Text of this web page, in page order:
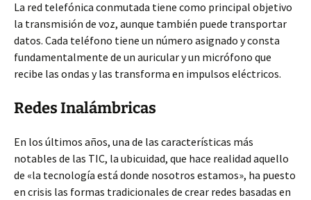
La red telefónica conmutada tiene como principal objetivo
la transmisión de voz, aunque también puede transportar
datos. Cada teléfono tiene un número asignado y consta
fundamentalmente de un auricular y un micrófono que
recibe las ondas y las transforma en impulsos eléctricos.
Redes Inalámbricas
En los últimos años, una de las características más
notables de las TIC, la ubicuidad, que hace realidad aquello
de «la tecnología está donde nosotros estamos», ha puesto
en crisis las formas tradicionales de crear redes basadas en